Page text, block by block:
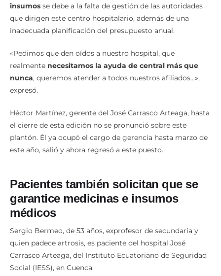
insumos se debe a la falta de gestión de las autoridades
que dirigen este centro hospitalario, además de una
inadecuada planificación del presupuesto anual.
«Pedimos que den oídos a nuestro hospital, que
realmente necesitamos la ayuda de central más que
nunca, queremos atender a todos nuestros afiliados…»,
expresó.
Héctor Martínez, gerente del José Carrasco Arteaga, hasta
el cierre de esta edición no se pronunció sobre este
plantón. Él ya ocupó el cargo de gerencia hasta marzo de
este año, salió y ahora regresó a este puesto.
Pacientes también solicitan que se
garantice medicinas e insumos
médicos
Sergio Bermeo, de 53 años, exprofesor de secundaria y
quien padece artrosis, es paciente del hospital José
Carrasco Arteaga, del Instituto Ecuatoriano de Seguridad
Social (IESS), en Cuenca.